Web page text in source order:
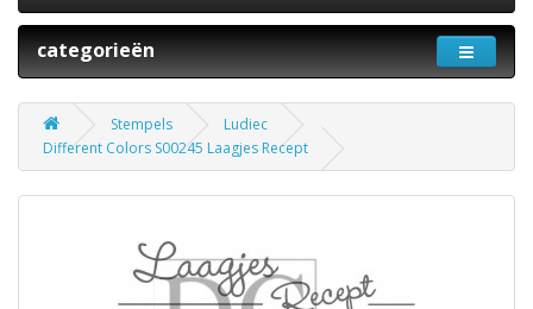
categorieën
Stempels
Ludiec
Different Colors S00245 Laagjes Recept